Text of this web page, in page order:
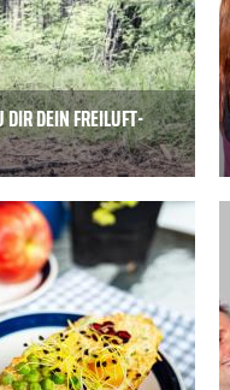
DEIN FREILUFT-